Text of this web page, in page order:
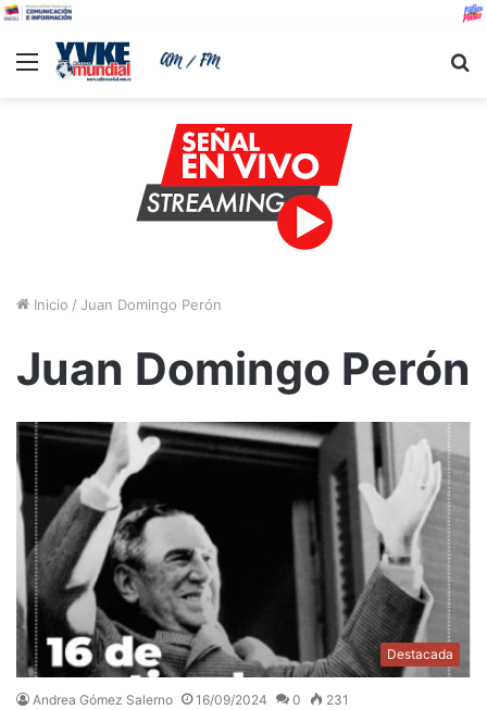
Menu
Inicio / Juan Domingo Perón
Juan Domingo Perón
Destacada
Andrea Gómez Salerno 16/09/2024 0 231